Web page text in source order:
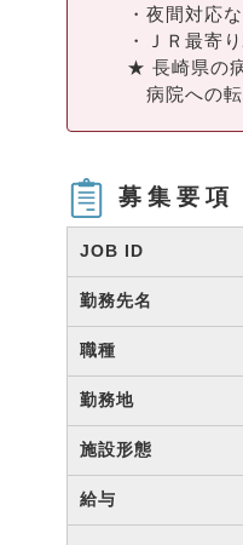
・夜間対応
・ＪＲ最寄
★ 長崎県の
病院への転
募集要項
JOB ID
勤務先名
職種
勤務地
施設形態
給与